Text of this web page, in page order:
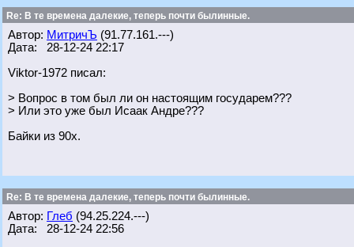
Re: В те времена далекие, теперь почти былинные.
Автор: МитричЪ (91.77.161.---)
Дата: 28-12-24 22:17
Viktor-1972 писал:
> Вопрос в том был ли он настоящим государем???
> Или это уже был Исаак Андре???
Байки из 90х.
Re: В те времена далекие, теперь почти былинные.
Автор: Глеб (94.25.224.---)
Дата: 28-12-24 22:56